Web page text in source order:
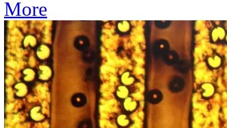
More